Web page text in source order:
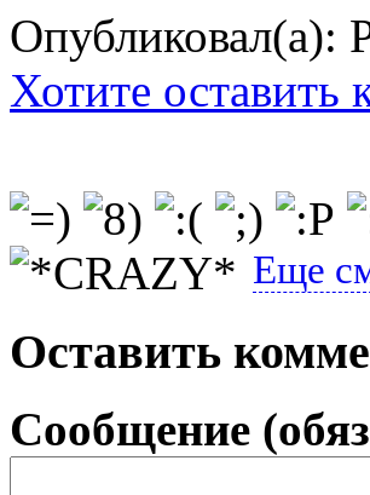
Опубликовал(а):
Хотите оставить
Еще
Оставить
Сообщение